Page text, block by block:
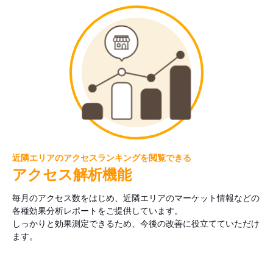
近隣エリアのアクセスランキングを閲覧できる
アクセス解析機能
毎月のアクセス数をはじめ、近隣エリアのマーケット情報などの
各種効果分析レポートをご提供しています。
しっかりと効果測定できるため、今後の改善に役立てていただけ
ます。